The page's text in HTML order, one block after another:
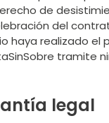
de
del
haya realizado el
tramite
legal